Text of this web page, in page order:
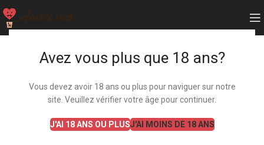
Avez vous plus que 18 ans?
Vous devez avoir 18 ans ou plus pour naviguer sur notre
site. Veuillez vérifier votre âge pour continuer.
J'AI 18 ANS OU PLUSJ'AI MOINS DE 18 ANS